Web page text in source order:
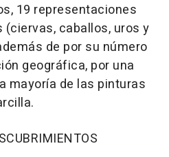
19 representaciones
caballos, uros y
de por su número
geográfica, por una
mayoría de las pinturas